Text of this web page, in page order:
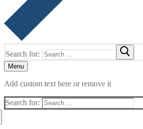
Search for:
Menu
Add custom text here or remove it
Search for: